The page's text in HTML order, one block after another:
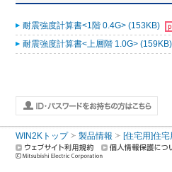
耐震強度計算書<1階 0.4G> (153KB)
耐震強度計算書<上層階 1.0G> (159KB)
WIN2Kトップ 製品情報 [住宅用]住